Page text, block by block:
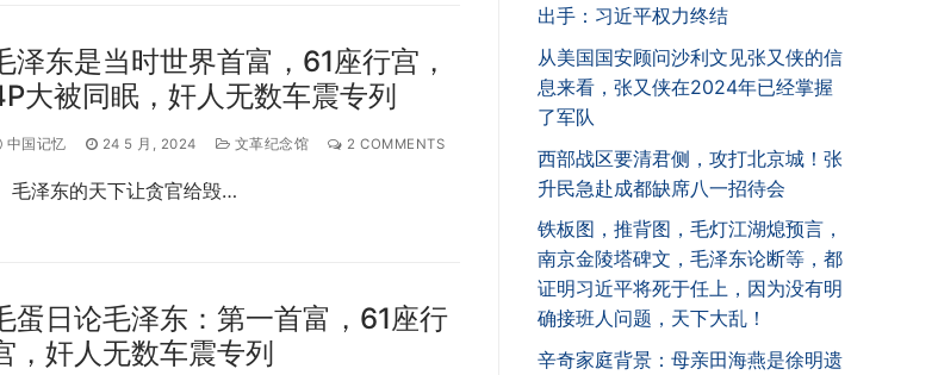
泽东是当时世界首富，61座行宫，
大被同眠，奸人无数车震专列
中国记忆 24 5 月, 2024 文革纪念馆 2 COMMENTS
毛泽东的天下让贪官给毁…
蛋日论毛泽东：第一首富，61座行
，奸人无数车震专列
出手：习近平权力终结
从美国国安顾问沙利文见张又侠的信
息来看，张又侠在2024年已经掌握
了军队
西部战区要清君侧，攻打北京城！张
升民急赴成都缺席八一招待会
铁板图，推背图，毛灯江湖熄预言，
南京金陵塔碑文，毛泽东论断等，都
证明习近平将死于任上，因为没有明
确接班人问题，天下大乱！
辛奇家庭背景：母亲田海燕是徐明遗